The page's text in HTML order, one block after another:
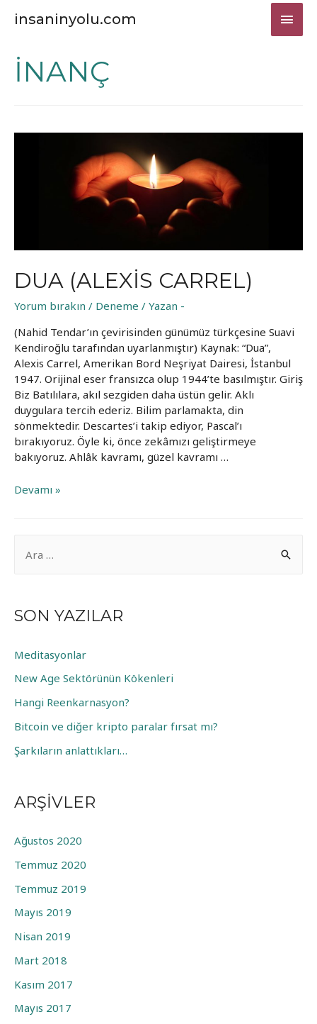
insaninyolu.com
ANA
INANÇ
DUA (ALEXIS CARREL)
Yorum bırakın / Deneme / Yazan -
(Nahid Tendar’ın çevirisinden günümüz türkçesine Suavi
Kendiroğlu tarafından uyarlanmıştır) Kaynak: “Dua”,
Alexis Carrel, Amerikan Bord Neşriyat Dairesi, İstanbul
1947. Orijinal eser fransızca olup 1944’te basılmıştır. Giriş
Biz Batılılara, akıl sezgiden daha üstün gelir. Aklı
duygulara tercih ederiz. Bilim parlamakta, din
sönmektedir. Descartes’i takip ediyor, Pascal’ı
bırakıyoruz. Öyle ki, önce zekâmızı geliştirmeye
bakıyoruz. Ahlâk kavramı, güzel kavramı …
Dua
Devamı »
m
:
SON YAZILAR
Meditasyonlar
New Age Sektörünün Kökenleri
Hangi Reenkarnasyon?
Bitcoin ve diğer kripto paralar fırsat mı?
Şarkıların anlattıkları…
ARŞIVLER
Ağustos 2020
Temmuz 2020
Temmuz 2019
Mayıs 2019
Nisan 2019
Mart 2018
Kasım 2017
Mayıs 2017